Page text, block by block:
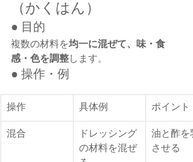
（かくはん）
● 目的
複数の材料を均一に混ぜて、味・食
感・色を調整します。
● 操作・例
操作 具体例 ポイント
混合
ドレッシング
の材料を混ぜ
油と酢を
させる